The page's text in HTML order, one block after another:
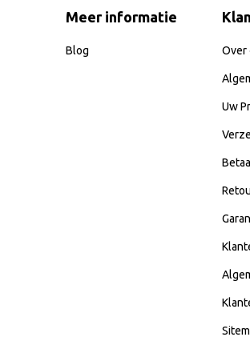
Meer informatie
Blog Over
Uw